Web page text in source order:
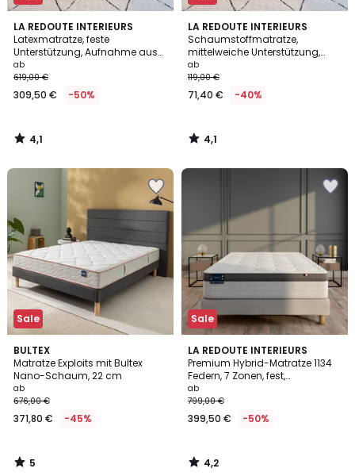
LA REDOUTE INTERIEURS
Latexmatratze, feste
Unterstützung, Aufnahme aus
Formgedächtnis
ab
619,00 €
309,50 € -50%
4,1
/ 5
4,1
/
LA REDOUTE INTERIEURS
Schaumstoffmatratze,
mittelweiche Unterstützung,
weiche Aufnahme
ab
119,00 €
71,40 € -40%
4,1
/ 5
4,1
/
Sale
BULTEX
Matratze Exploits mit Bultex
Nano-Schaum, 22 cm
ab
676,00 €
371,80 € -45%
5
/
5
5
/
Sale
LA REDOUTE INTERIEURS
Premium Hybrid-Matratze 1134
Federn, 7 Zonen, fest,
Liegekomfort mit
Formgedächtnis
ab
799,00 €
399,50 € -50%
4,2
/ 5
4,2
/